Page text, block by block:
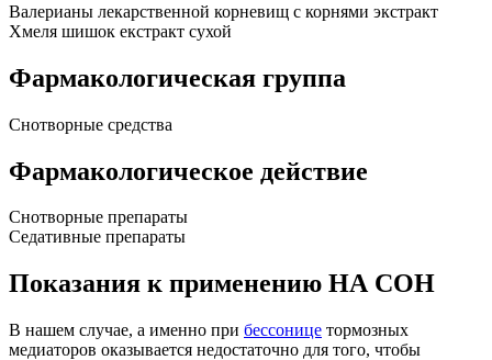
Валерианы лекарственной корневищ с корнями экстракт
Хмеля шишок екстракт сухой
Фармакологическая группа
Снотворные средства
Фармакологическое действие
Снотворные препараты
Седативные препараты
Показания к применению НА СОН
В нашем случае, а именно при бессонице тормозных
медиаторов оказывается недостаточно для того, чтобы